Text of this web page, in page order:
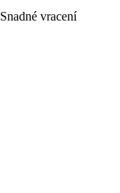
Snadné vracení